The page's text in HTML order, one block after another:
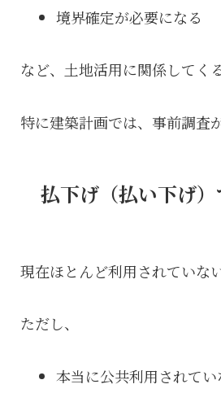
境界確定が必要になる
など、土地活用に関係してく
特に建築計画では、事前調査
払下げ（払い下げ
現在ほとんど利用されていな
ただし、
本当に公共利用されてい